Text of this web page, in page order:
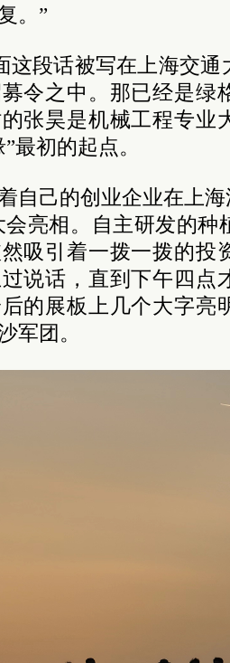
。”
这段话被写在上海交
令之中。那已经是绿
张昊是机械工程专业
最初的起点。
自己的创业企业在上
会亮相。自主研发的
吸引着一拨一拨的投
说话，直到下午四点
的展板上几个大字亮
团。